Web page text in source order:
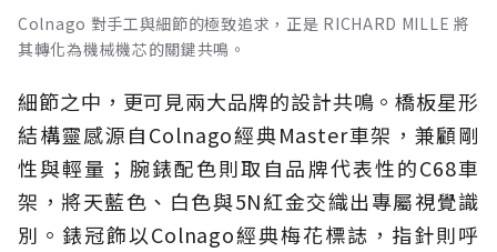
Colnago 對手工與細節的極致追求，正是 RICHARD MILLE 將
其轉化為機械機芯的關鍵共鳴。
細節之中，更可見兩大品牌的設計共鳴。橋板星形
結構靈感源自Colnago經典Master車架，兼顧剛
性與輕量；腕錶配色則取自品牌代表性的C68車
架，將天藍色、白色與5N紅金交織出專屬視覺識
別。錶冠飾以Colnago經典梅花標誌，指針則呼